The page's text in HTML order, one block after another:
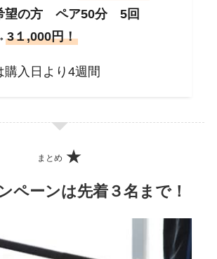
望の方 ペア50分 5回
3１,000円！
購入日より4週間
まとめ
ペーンは先着３名まで！